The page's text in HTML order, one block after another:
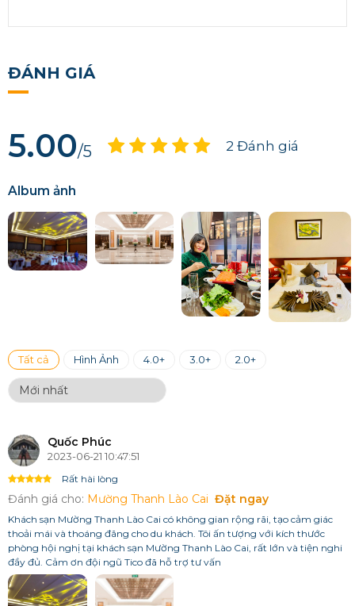
ĐÁNH GIÁ
5.00/5 2 Đánh giá
Album ảnh
Tất cả Hình Ảnh 4.0+ 3.0+ 2.0+
Quốc Phúc
2023-06-21 10:47:51
Rất hài lòng
Đánh giá cho: Mường Thanh Lào Cai Đặt ngay
Khách sạn Mường Thanh Lào Cai có không gian rộng rãi, tạo cảm giác
thoải mái và thoáng đãng cho du khách. Tôi ấn tượng với kích thước
phòng hội nghị tại khách sạn Mường Thanh Lào Cai, rất lớn và tiện nghi
đầy đủ. Cảm ơn đội ngũ Tico đã hỗ trợ tư vấn